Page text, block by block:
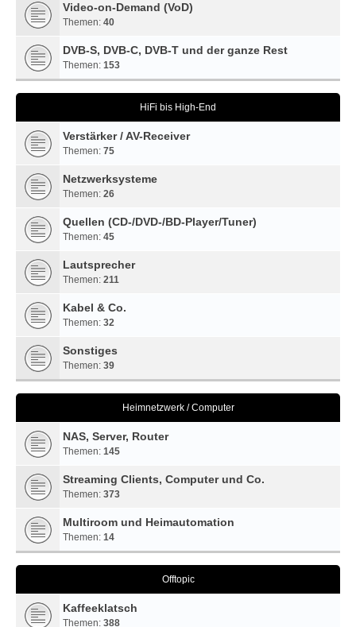
Video-on-Demand (VoD)
Themen: 40
DVB-S, DVB-C, DVB-T und der ganze Rest
Themen: 153
HiFi bis High-End
Verstärker / AV-Receiver
Themen: 75
Netzwerksysteme
Themen: 26
Quellen (CD-/DVD-/BD-Player/Tuner)
Themen: 45
Lautsprecher
Themen: 211
Kabel & Co.
Themen: 32
Sonstiges
Themen: 39
Heimnetzwerk / Computer
NAS, Server, Router
Themen: 145
Streaming Clients, Computer und Co.
Themen: 373
Multiroom und Heimautomation
Themen: 14
Offtopic
Kaffeeklatsch
Themen: 388